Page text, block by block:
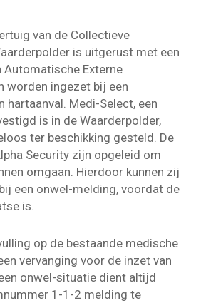
van de Collectieve
is uitgerust met een
Automatische Externe
worden ingezet bij een
hartaanval. Medi-Select, een
is in de Waarderpolder,
ter beschikking gesteld. De
Security zijn opgeleid om
omgaan. Hierdoor kunnen zij
een onwel-melding, voordat de
is.
op de bestaande medische
vervanging voor de inzet van
onwel-situatie dient altijd
1-1-2 melding te